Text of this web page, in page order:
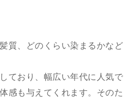
質、どのくらい染まるかなど
ており、幅広い年代に人気で
感も与えてくれます。そのた